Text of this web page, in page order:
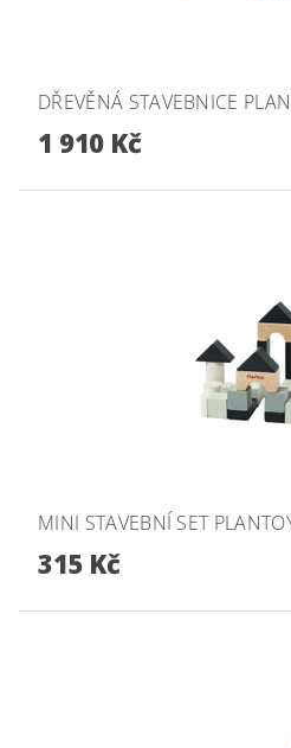
DŘEVĚNÁ STAVEBNICE
1 910 Kč
MINI STAVEBNÍ SET
315 Kč